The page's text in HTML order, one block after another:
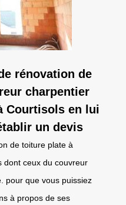
rénovation de
charpentier
Courtisols en lui
un devis
de toiture plate à
dont ceux du couvreur
pour que vous puissiez
à propos de ses